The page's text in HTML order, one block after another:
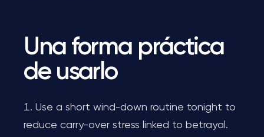
Una forma práctica
de usarlo
Use a short wind-down routine tonight to
reduce carry-over stress linked to betrayal.